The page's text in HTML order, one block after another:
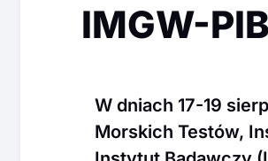
IMGW-
W dniach 17-19
Morskich Testów,